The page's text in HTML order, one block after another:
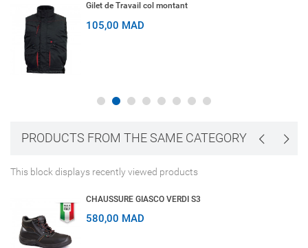
Gilet de Travail col montant
105,00 MAD
PRODUCTS FROM THE SAME CATEGORY
This block displays recently viewed products
CHAUSSURE GIASCO VERDI S3
580,00 MAD